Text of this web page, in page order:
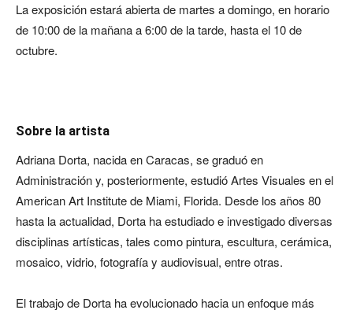
La exposición estará abierta de martes a domingo, en horario
de 10:00 de la mañana a 6:00 de la tarde, hasta el 10 de
octubre.
Sobre la artista
Adriana Dorta, nacida en Caracas, se graduó en
Administración y, posteriormente, estudió Artes Visuales en el
American Art Institute de Miami, Florida. Desde los años 80
hasta la actualidad, Dorta ha estudiado e investigado diversas
disciplinas artísticas, tales como pintura, escultura, cerámica,
mosaico, vidrio, fotografía y audiovisual, entre otras.
El trabajo de Dorta ha evolucionado hacia un enfoque más